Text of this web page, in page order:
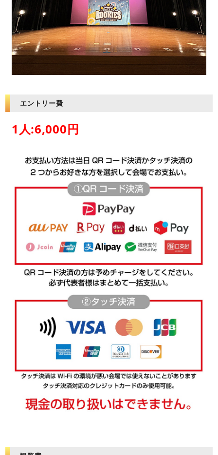
エントリー費
1人:6,000円